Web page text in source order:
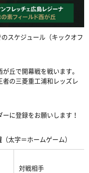
スケジュール（キックオフ
丘で開幕戦を戦います。
の三菱重工浦和レッズレ
に登録をお願いします！
（太字＝ホームゲーム）
対戦相手